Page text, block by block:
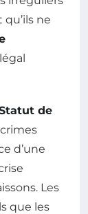
ne
de
d’une
Les
que les